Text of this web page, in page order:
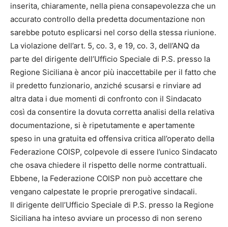
inserita, chiaramente, nella piena consapevolezza che un
accurato controllo della predetta documentazione non
sarebbe potuto esplicarsi nel corso della stessa riunione.
La violazione dell’art. 5, co. 3, e 19, co. 3, dell’ANQ da
parte del dirigente dell’Ufficio Speciale di P.S. presso la
Regione Siciliana è ancor più inaccettabile per il fatto che
il predetto funzionario, anziché scusarsi e rinviare ad
altra data i due momenti di confronto con il Sindacato
così da consentire la dovuta corretta analisi della relativa
documentazione, si è ripetutamente e apertamente
speso in una gratuita ed offensiva critica all’operato della
Federazione COISP, colpevole di essere l’unico Sindacato
che osava chiedere il rispetto delle norme contrattuali.
Ebbene, la Federazione COISP non può accettare che
vengano calpestate le proprie prerogative sindacali.
Il dirigente dell’Ufficio Speciale di P.S. presso la Regione
Siciliana ha inteso avviare un processo di non sereno